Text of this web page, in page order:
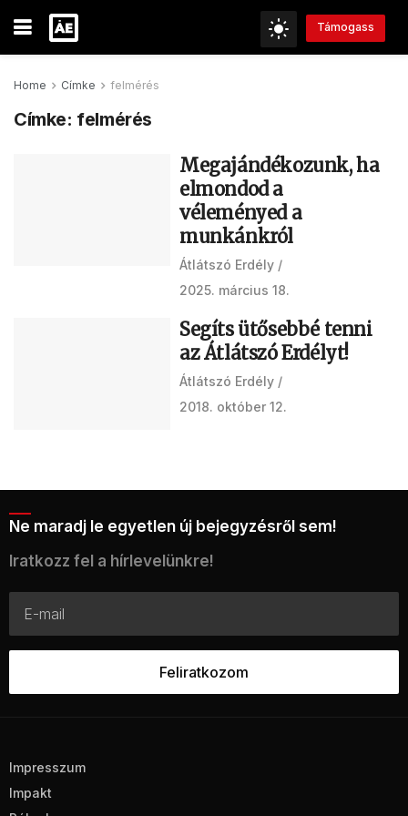
Támogass
Home Címke felmérés
Címke: felmérés
Megajándékozunk, ha
elmondod a
véleményed a
munkánkról
Átlátszó Erdély
2025. március 18.
Segíts ütősebbé tenni
az Átlátszó Erdélyt!
Átlátszó Erdély
2018. október 12.
Ne maradj le egyetlen új bejegyzésről sem!
Iratkozz fel a hírlevelünkre!
Impresszum
Impakt